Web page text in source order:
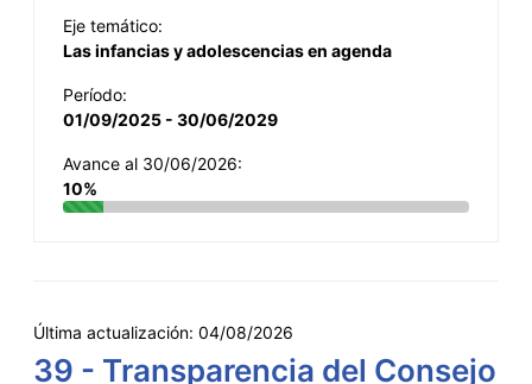
Eje temático:
Las infancias y adolescencias en agenda
Período:
01/09/2025 - 30/06/2029
Avance al 30/06/2026:
10%
Última actualización: 04/08/2026
39 - Transparencia del Consejo